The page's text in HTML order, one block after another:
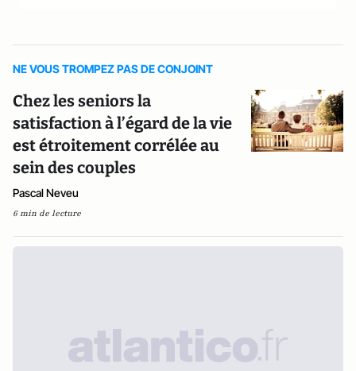
NE VOUS TROMPEZ PAS DE CONJOINT
Chez les seniors la
satisfaction à l’égard de la vie
est étroitement corrélée au
sein des couples
Pascal Neveu
6 min de lecture